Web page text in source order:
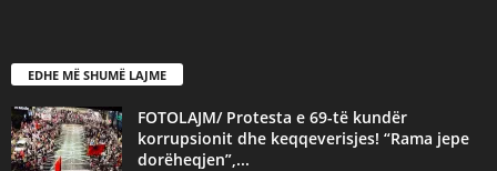
EDHE MË SHUMË LAJME
FOTOLAJM/ Protesta e 69-të kundër
korrupsionit dhe keqqeverisjes! “Rama jepe
dorëheqjen”,...